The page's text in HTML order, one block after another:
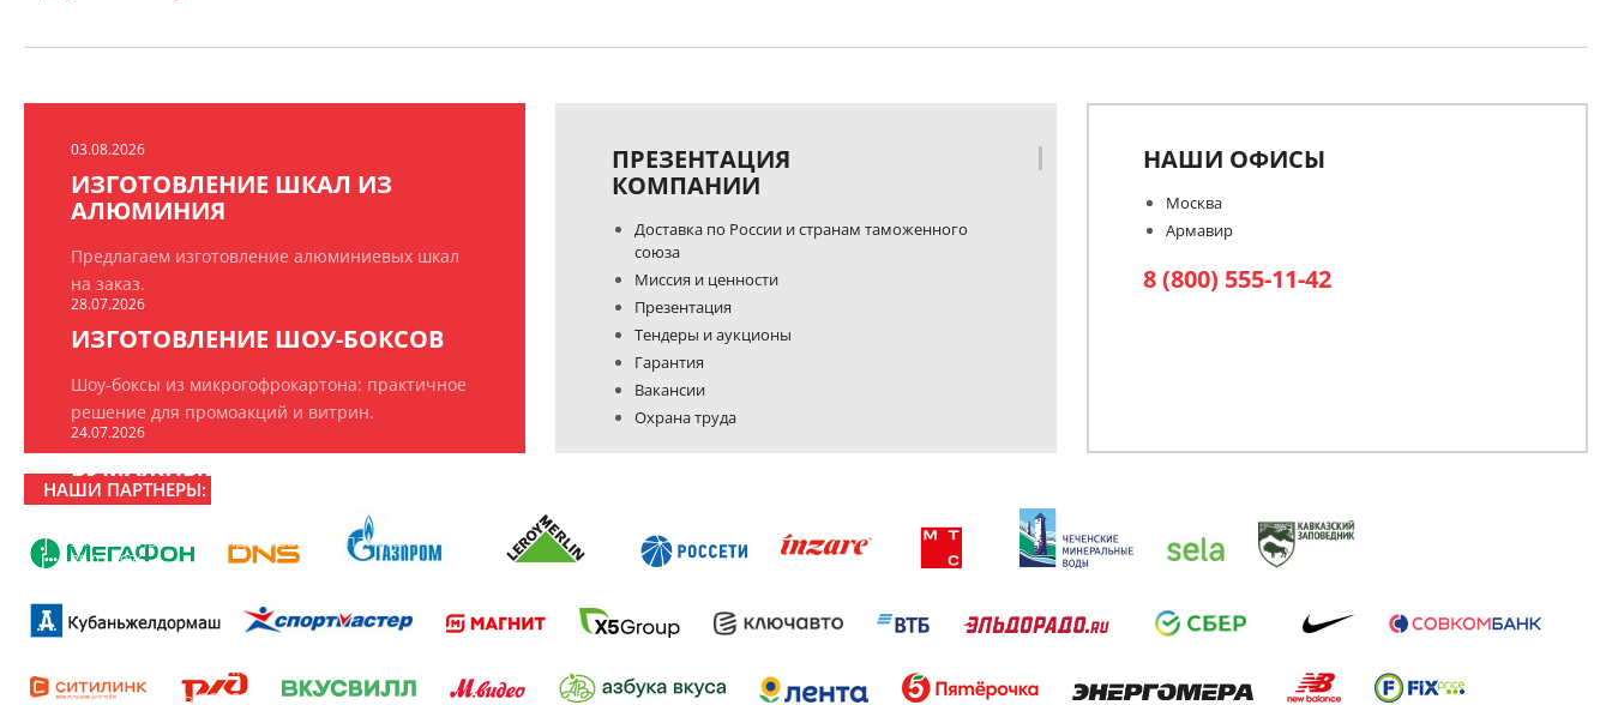
03.08.2026
ИЗГОТОВЛЕНИЕ ШКАЛ ИЗ
АЛЮМИНИЯ
Предлагаем изготовление алюминиевых шкал
на заказ.
28.07.2026
ИЗГОТОВЛЕНИЕ ШОУ-БОКСОВ
Шоу-боксы из микрогофрокартона: практичное
решение для промоакций и витрин.
24.07.2026
БУМАЖНЫЕ ПАКЕТЫ НА ЗАКАЗ
ООО «РПК «БрендПринт» изготавливает
эксклюзивные брендированные пакеты.
20.07.2026
16 лет создаём то, что замечают: рекламно-
производственная компания «БрендПринт»
отмечает день рождения.
ПРЕЗЕНТАЦИЯ
КОМПАНИИ
Доставка по России и странам таможенного
союза
Миссия и ценности
Презентация
Тендеры и аукционы
Гарантия
Вакансии
Охрана труда
НАШИ ОФИСЫ
Москва
Армавир
8 (800) 555-11-42
НАШИ ПАРТНЕРЫ: